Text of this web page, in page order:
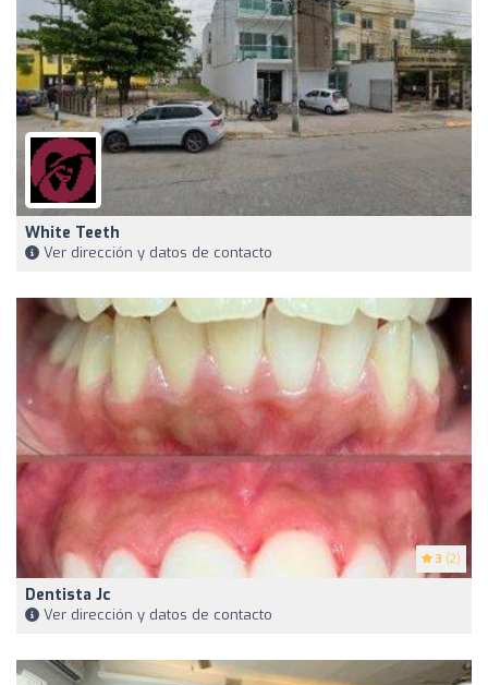
White Teeth
Ver dirección y datos de contacto
3 (2)
Dentista Jc
Ver dirección y datos de contacto